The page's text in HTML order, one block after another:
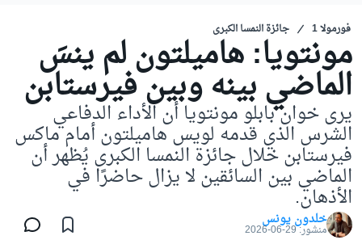
فورمولا 1 جائزة النمسا الكبرى
مونتويا: هاميلتون لم ينسَ
الماضي بينه وبين فيرستابن
يرى خوان بابلو مونتويا أن الأداء الدفاعي
الشرس الذي قدمه لويس هاميلتون أمام ماكس
فيرستابن خلال جائزة النمسا الكبرى يُظهر أن
الماضي بين السائقين لا يزال حاضرًا في
الأذهان.
خلدون يونس
منشور:29-06-2026